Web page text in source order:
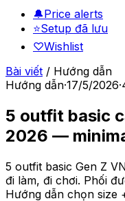
🔔Price alerts
⭐Setup đã lưu
♡Wishlist
Bài viết / Hướng dẫn
Hướng dẫn·17/5/2026·
5 outfit basic
2026 —
5 outfit basic Gen Z
đi làm, đi chơi. Phối
Hướng dẫn chọn size